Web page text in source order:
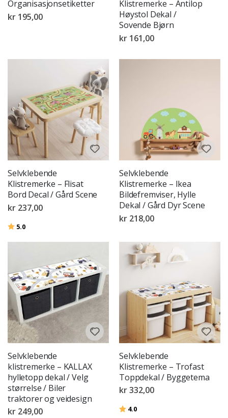
Organisasjonsetiketter
kr 195,00
Klistremerke – Antilop
Høystol Dekal /
Sovende Bjørn
kr 161,00
Selvklebende
Klistremerke – Flisat
Bord Decal / Gård Scene
kr 237,00
Karakter:
5.0
Selvklebende
Klistremerke – Ikea
Bildefremviser, Hylle
Dekal / Gård Dyr Scene
kr 218,00
Selvklebende
klistremerke – KALLAX
hylletopp dekal / Velg
størrelse / Biler
traktorer og veidesign
kr 249,00
Selvklebende
Klistremerke – Trofast
Toppdekal / Byggetema
kr 332,00
Karakter:
4.0